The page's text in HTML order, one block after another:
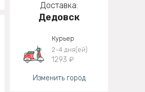
Доставка:
Дедовск
Курьер
2-4 дня(ей)
1293 ₽
Изменить город